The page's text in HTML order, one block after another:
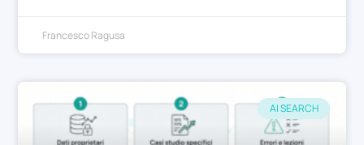
Francesco Ragusa
AI SEARCH